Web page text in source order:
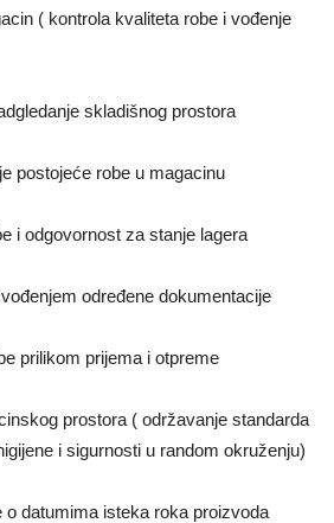
( kontrola kvaliteta robe i vođenje
skladišnog prostora
robe u magacinu
odgovornost za stanje lagera
određene dokumentacije
prijema i otpreme
prostora ( održavanje standarda
i sigurnosti u random okruženju)
isteka roka proizvoda